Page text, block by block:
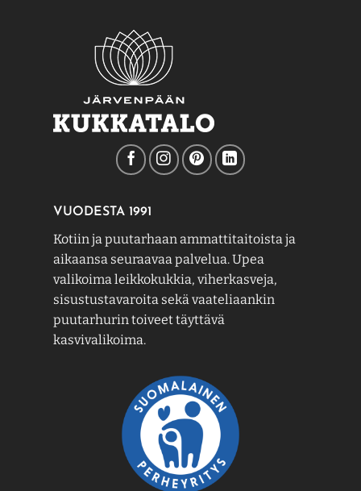
valinnat
tuotteen
sivulla.
VUODESTA 1991
Kotiin ja puutarhaan ammattitaitoista ja
aikaansa seuraavaa palvelua. Upea
valikoima leikkokukkia, viherkasveja,
sisustustavaroita sekä vaateliaankin
puutarhurin toiveet täyttävä
kasvivalikoima.